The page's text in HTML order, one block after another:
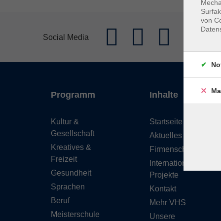
Social Media
Programm
Kultur &
Gesellschaft
Kreatives &
Freizeit
Gesundheit
Sprachen
Beruf
Meisterschule
Inhalte
Startseite
Aktuelles
Firmenschulungen
Internationale
Projekte
Kontakt
Mehr VHS
Unsere
von